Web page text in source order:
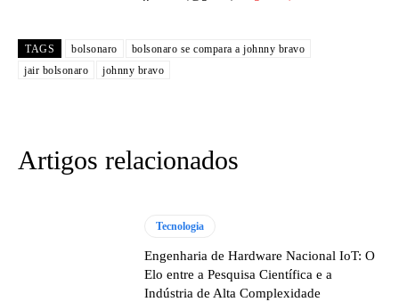
TAGS bolsonaro
bolsonaro se compara a johnny bravo
jair bolsonaro
johnny bravo
Artigos relacionados
Tecnologia
Engenharia de Hardware Nacional IoT: O
Elo entre a Pesquisa Científica e a
Indústria de Alta Complexidade